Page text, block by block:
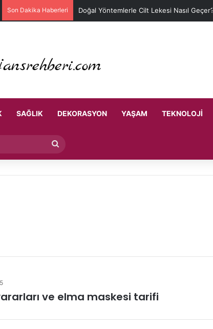
Son Dakika Haberleri Doğal Yöntemlerle Cilt Lekesi Nasıl Geçer?
SAĞLIK DEKORASYON YAŞAM TEKNOLOJI
Arama
yap
ve elma maskesi tarifi